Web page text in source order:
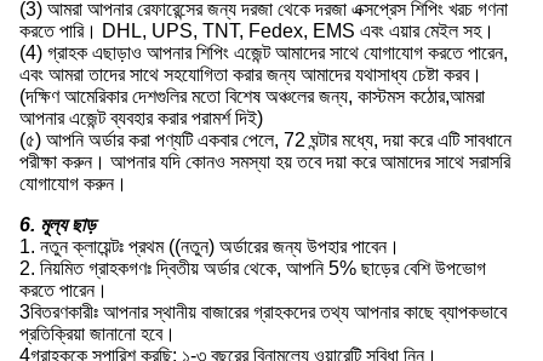
(3) আমরা আপনার রেফারেন্সের জন্য দরজা থেকে দরজা এক্সপ্রেস শিপিং খরচ গণনা
করতে পারি। DHL, UPS, TNT, Fedex, EMS এবং এয়ার মেইল সহ।
(4) গ্রাহক এছাড়াও আপনার শিপিং এজেন্ট আমাদের সাথে যোগাযোগ করতে পারেন,
এবং আমরা তাদের সাথে সহযোগিতা করার জন্য আমাদের যথাসাধ্য চেষ্টা করব।
(দক্ষিণ আমেরিকার দেশগুলির মতো বিশেষ অঞ্চলের জন্য, কাস্টমস কঠোর,আমরা
আপনার এজেন্ট ব্যবহার করার পরামর্শ দিই)
(৫) আপনি অর্ডার করা পণ্যটি একবার পেলে, 72 ঘন্টার মধ্যে, দয়া করে এটি সাবধানে
পরীক্ষা করুন। আপনার যদি কোনও সমস্যা হয় তবে দয়া করে আমাদের সাথে সরাসরি
যোগাযোগ করুন।
6. মূল্য ছাড়
1. নতুন ক্লায়েন্টঃ প্রথম ((নতুন) অর্ডারের জন্য উপহার পাবেন।
2. নিয়মিত গ্রাহকগণঃ দ্বিতীয় অর্ডার থেকে, আপনি 5% ছাড়ের বেশি উপভোগ
করতে পারেন।
3বিতরণকারীঃ আপনার স্থানীয় বাজারের গ্রাহকদের তথ্য আপনার কাছে ব্যাপকভাবে
প্রতিক্রিয়া জানানো হবে।
4গ্রাহককে সুপারিশ করছি: ১-৩ বছরের বিনামূল্যে ওয়ারেন্টি সুবিধা নিন।